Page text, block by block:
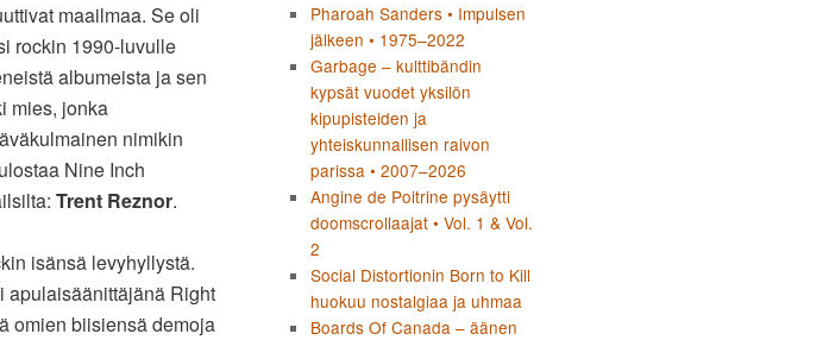
maailmaa. Se oli
rockin 1990-luvulle
albumeista ja sen
mies, jonka
nimikin
Nine Inch
Trent Reznor.
isänsä levyhyllystä.
apulaisäänittäjänä Right
omien biisiensä demoja
Pharoah Sanders • Impulsen
jälkeen • 1975–2022
Garbage – kulttibändin
kypsät vuodet yksilön
kipupisteiden ja
yhteiskunnallisen raivon
parissa • 2007–2026
Angine de Poitrine pysäytti
doomscrollaajat • Vol. 1 & Vol.
2
Social Distortionin Born to Kill
huokuu nostalgiaa ja uhmaa
Boards Of Canada – äänen